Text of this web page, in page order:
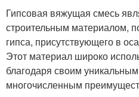
Гипсовая вяжущая смесь
строительным материалом,
гипса, присутствующего в
Этот материал широко
благодаря своим
многочисленным